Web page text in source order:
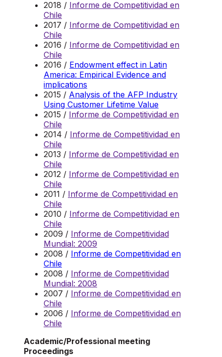
2018 / Informe de Competitividad en
Chile
2017 / Informe de Competitividad en
Chile
2016 / Informe de Competitividad en
Chile
2016 / Endowment effect in Latin
America: Empirical Evidence and
implications
2015 / Analysis of the AFP Industry
Using Customer Lifetime Value
2015 / Informe de Competitividad en
Chile
2014 / Informe de Competitividad en
Chile
2013 / Informe de Competitividad en
Chile
2012 / Informe de Competitividad en
Chile
2011 / Informe de Competitividad en
Chile
2010 / Informe de Competitividad en
Chile
2009 / Informe de Competitividad
Mundial: 2009
2008 / Informe de Competitividad en
Chile
2008 / Informe de Competitividad
Mundial: 2008
2007 / Informe de Competitividad en
Chile
2006 / Informe de Competitividad en
Chile
Academic/Professional meeting
Proceedings